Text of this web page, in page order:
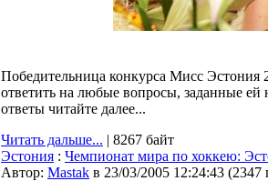
Победительница конкурса Мисс Эстония
ответить на любые вопросы, заданные
ответы читайте далее...
Читать дальше... | 8267 байт
Эстония : Чемпионат мира по хоккею:
Автор: Мastak в 23/03/2005 12:24:43 (2347